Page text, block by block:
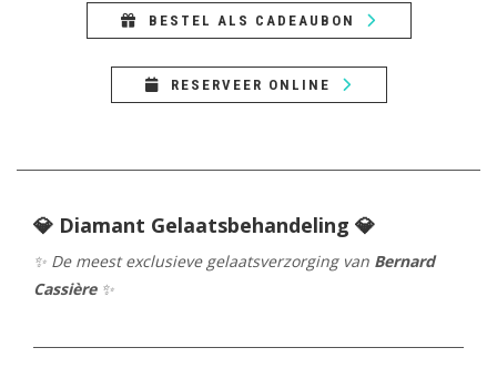
BESTEL ALS CADEAUBON
RESERVEER ONLINE
💎 Diamant Gelaatsbehandeling 💎
✨ De meest exclusieve gelaatsverzorging van Bernard
Cassière✨